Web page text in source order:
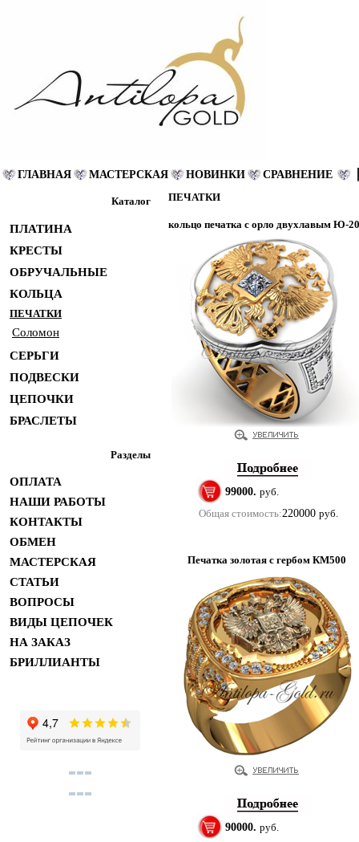
ГЛАВНАЯ МАСТЕРСКАЯ НОВИНКИ СРАВНЕНИЕ
Каталог
ПЛАТИНА
КРЕСТЫ
ОБРУЧАЛЬНЫЕ
КОЛЬЦА
ПЕЧАТКИ
Соломон
СЕРЬГИ
ПОДВЕСКИ
ЦЕПОЧКИ
БРАСЛЕТЫ
Разделы
ОПЛАТА
НАШИ РАБОТЫ
КОНТАКТЫ
ОБМЕН
МАСТЕРСКАЯ
СТАТЬИ
ВОПРОСЫ
ВИДЫ ЦЕПОЧЕК
НА ЗАКАЗ
БРИЛЛИАНТЫ
ПЕЧАТКИ
кольцо печатка с орло двухлавым Ю-
99000. руб.
Общая стоимость:220000 руб.
Печатка золотая с гербом КМ500
90000. руб.